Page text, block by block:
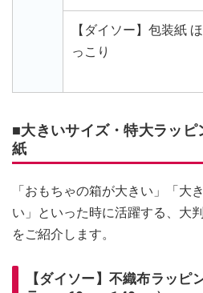
【ダイソー】包装紙 ほ
っこり
■大きいサイズ・特大ラッ
紙
「おもちゃの箱が大きい」「大
い」といった時に活躍する、大
をご紹介します。
【ダイソー】不織布ラッピ